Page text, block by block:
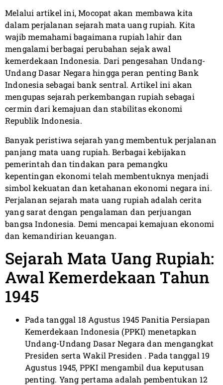
Melalui artikel ini, Mocopat akan membawa kita
dalam perjalanan sejarah mata uang rupiah. Kita
wajib memahami bagaimana rupiah lahir dan
mengalami berbagai perubahan sejak awal
kemerdekaan Indonesia. Dari pengesahan Undang-
Undang Dasar Negara hingga peran penting Bank
Indonesia sebagai bank sentral. Artikel ini akan
mengupas sejarah perkembangan rupiah sebagai
cermin dari kemajuan dan stabilitas ekonomi
Republik Indonesia.
Banyak peristiwa sejarah yang membentuk perjalanan
panjang mata uang rupiah. Berbagai kebijakan
pemerintah dan tindakan para pemangku
kepentingan ekonomi telah membentuknya menjadi
simbol kekuatan dan ketahanan ekonomi negara ini.
Perjalanan sejarah mata uang rupiah adalah cerita
yang sarat dengan pengalaman dan perjuangan
bangsa Indonesia. Demi mencapai kemajuan ekonomi
dan kemandirian keuangan.
Sejarah Mata Uang Rupiah:
Awal Kemerdekaan Tahun
1945
Pada tanggal 18 Agustus 1945 Panitia Persiapan
Kemerdekaan Indonesia (PPKI) menetapkan
Undang-Undang Dasar Negara dan mengangkat
Presiden serta Wakil Presiden . Pada tanggal 19
Agustus 1945, PPKI mengambil dua keputusan
penting. Yang pertama adalah pembentukan 12